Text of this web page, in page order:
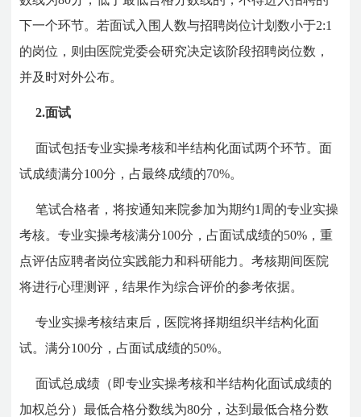
下一个环节。若面试入围人数与招聘岗位计划数小于2:1
的岗位，则由医院党委会研究决定该阶段招聘岗位数，
并及时对外公布。
2.面试
面试包括专业实操考核和半结构化面试两个环节。面
试成绩满分100分，占最终成绩的70%。
笔试合格者，将按通知来院参加为期约1周的专业实操
考核。专业实操考核满分100分，占面试成绩的50%，重
点评估应聘者岗位实践能力和科研能力。考核期间医院
将进行心理测评，结果作为综合评价的参考依据。
专业实操考核结束后，医院将择期组织半结构化面
试。满分100分，占面试成绩的50%。
面试总成绩（即专业实操考核和半结构化面试成绩的
加权总分）最低合格分数线为80分，达到最低合格分数